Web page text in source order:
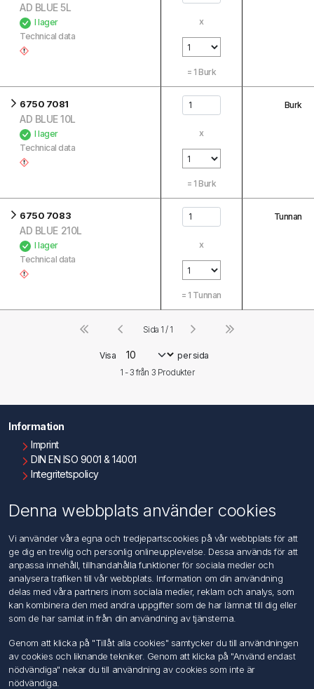
AD BLUE 5L
I lager
Technical data
x
= 1 Burk
6750 7081
AD BLUE 10L
I lager
Technical data
x
= 1 Burk
Burk
6750 7083
AD BLUE 210L
I lager
Technical data
x
= 1 Tunnan
Tunnan
Visa
per sida
1 - 3 från 3 Produkter
Sida 1 / 1
Information
Imprint
DIN EN ISO 9001 & 14001
Integritetspolicy
Kontakta oss
Kundtjänst
Sök
Mitt konto
Mina ordrar
Mina adresser
Denna webbplats använder cookies
Vi använder våra egna och tredjepartscookies på vår webbplats för att
ge dig en trevlig och personlig onlineupplevelse. Dessa används för att
anpassa innehåll, tillhandahålla funktioner för sociala medier och
analysera trafiken till vår webbplats. Information om din användning
delas med våra partners inom sociala medier, reklam och analys, som
kan kombinera den med andra uppgifter som de har lämnat till dig eller
som de har samlat in från din användning av tjänsterna.
Genom att klicka på "Tillåt alla cookies" samtycker du till användningen
av cookies och liknande tekniker. Genom att klicka på "Använd endast
nödvändiga" nekar du till användning av cookies som inte är
nödvändiga.